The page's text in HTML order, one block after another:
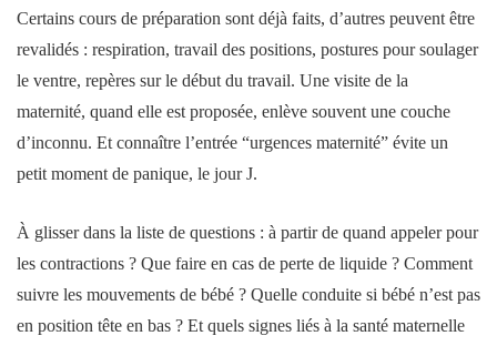
Certains cours de préparation sont déjà faits, d’autres peuvent être
revalidés : respiration, travail des positions, postures pour soulager
le ventre, repères sur le début du travail. Une visite de la
maternité, quand elle est proposée, enlève souvent une couche
d’inconnu. Et connaître l’entrée “urgences maternité” évite un
petit moment de panique, le jour J.
À glisser dans la liste de questions : à partir de quand appeler pour
les contractions ? Que faire en cas de perte de liquide ? Comment
suivre les mouvements de bébé ? Quelle conduite si bébé n’est pas
en position tête en bas ? Et quels signes liés à la santé maternelle